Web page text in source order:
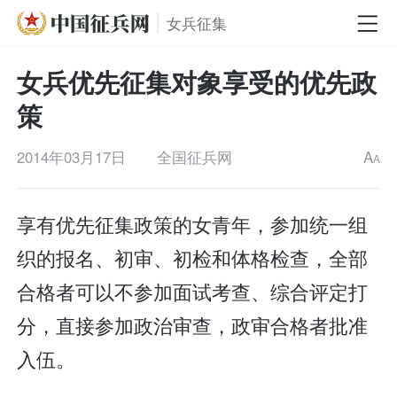
女兵征集
女兵优先征集对象享受的优先政
策
2014年03月17日 全国征兵网 AA
享有优先征集政策的女青年，参加统一组
织的报名、初审、初检和体格检查，全部
合格者可以不参加面试考查、综合评定打
分，直接参加政治审查，政审合格者批准
入伍。